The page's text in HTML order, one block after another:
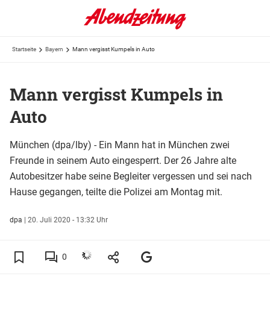
Startseite Bayern Mann vergisst Kumpels in Auto
Mann vergisst Kumpels in
Auto
München (dpa/lby) - Ein Mann hat in München zwei
Freunde in seinem Auto eingesperrt. Der 26 Jahre alte
Autobesitzer habe seine Begleiter vergessen und sei nach
Hause gegangen, teilte die Polizei am Montag mit.
dpa | 20. Juli 2020 - 13:32 Uhr
0